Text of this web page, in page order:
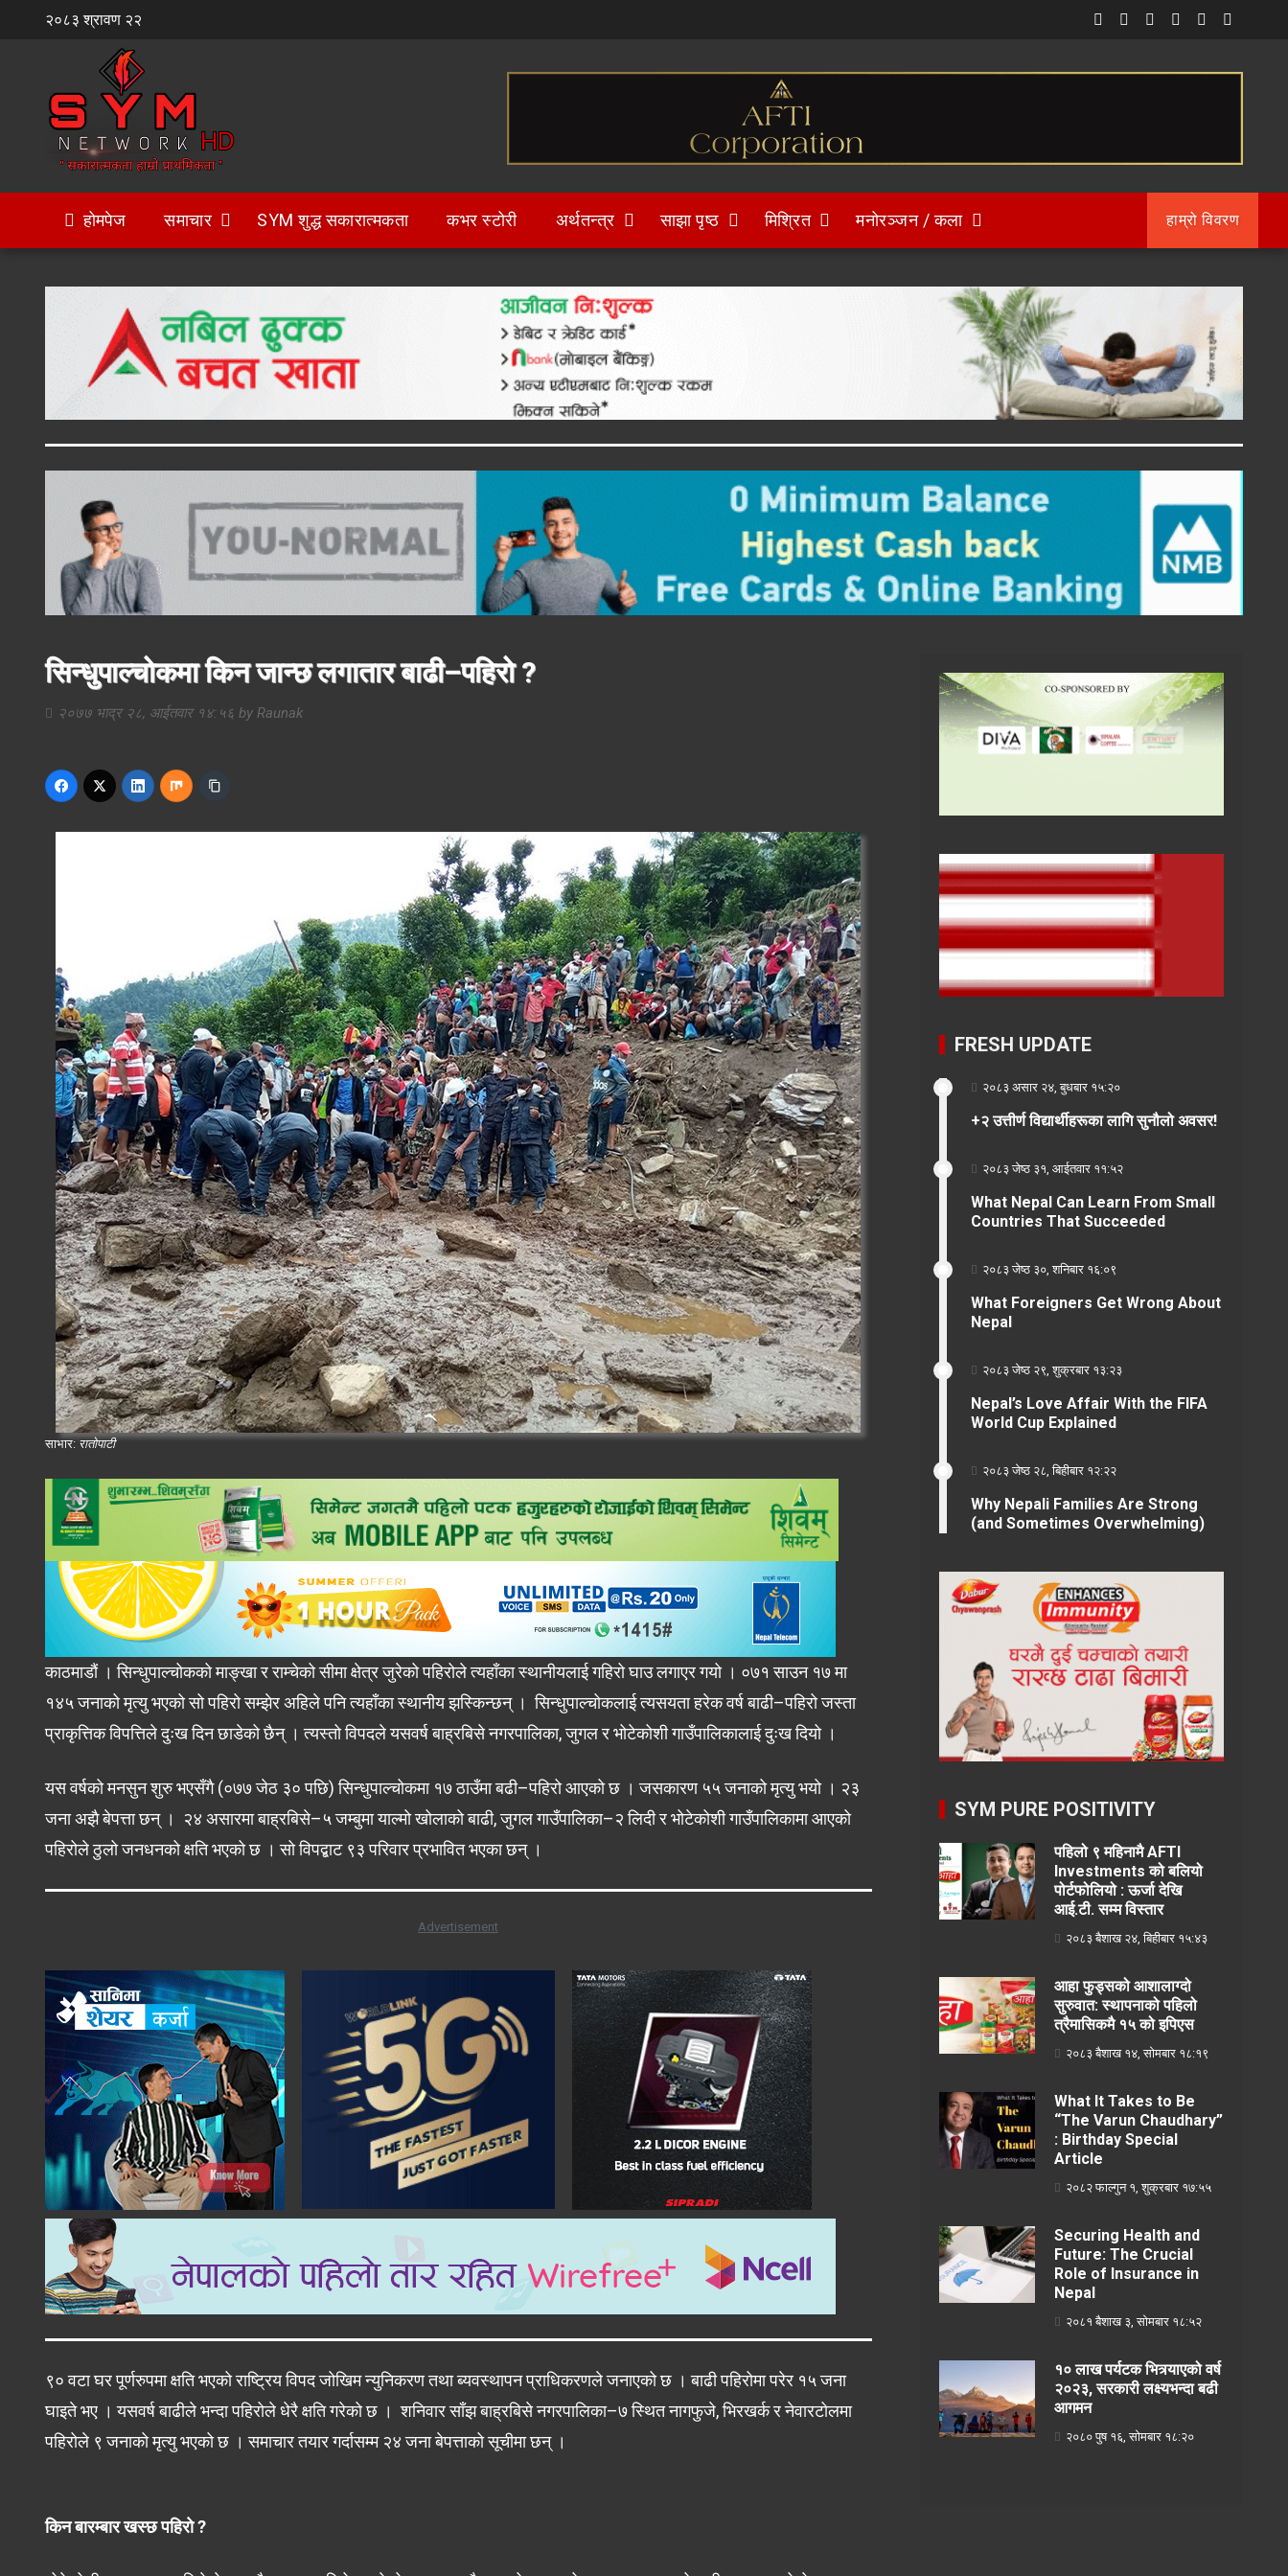
२०८३ श्रावण २२
होमपेज समाचार SYM शुद्ध सकारात्मकता कभर स्टोरी अर्थतन्त्र साझा पृष्ठ मिश्रित मनोरञ्जन / कला हाम्रो विवरण
सिन्धुपाल्चोकमा किन जान्छ लगातार बाढी–पहिरो ?
२०७७ भाद्र २८, आईतवार १४:५६ by Raunak
साभार: रातोपाटी
काठमाडौं । सिन्धुपाल्चोकको माङ्खा र राम्चेको सीमा क्षेत्र जुरेको पहिरोले त्यहाँका स्थानीयलाई गहिरो घाउ लगाएर गयो । ०७१ साउन १७ मा
१४५ जनाको मृत्यु भएको सो पहिरो सम्झेर अहिले पनि त्यहाँका स्थानीय झस्किन्छन् । सिन्धुपाल्चोकलाई त्यसयता हरेक वर्ष बाढी–पहिरो जस्ता
प्राकृत्तिक विपत्तिले दुःख दिन छाडेको छैन् । त्यस्तो विपदले यसवर्ष बाह्रबिसे नगरपालिका, जुगल र भोटेकोशी गाउँपालिकालाई दुःख दियो ।
यस वर्षको मनसुन शुरु भएसँगै (०७७ जेठ ३० पछि) सिन्धुपाल्चोकमा १७ ठाउँमा बढी–पहिरो आएको छ । जसकारण ५५ जनाको मृत्यु भयो । २३
जना अझै बेपत्ता छन् । २४ असारमा बाह्रबिसे–५ जम्बुमा याल्मो खोलाको बाढी, जुगल गाउँपालिका–२ लिदी र भोटेकोशी गाउँपालिकामा आएको
पहिरोले ठुलो जनधनको क्षति भएको छ । सो विपद्बाट ९३ परिवार प्रभावित भएका छन् ।
Advertisement
९० वटा घर पूर्णरुपमा क्षति भएको राष्ट्रिय विपद जोखिम न्युनिकरण तथा ब्यवस्थापन प्राधिकरणले जनाएको छ । बाढी पहिरोमा परेर १५ जना
घाइते भए । यसवर्ष बाढीले भन्दा पहिरोले धेरै क्षति गरेको छ । शनिवार साँझ बाह्रबिसे नगरपालिका–७ स्थित नागफुजे, भिरखर्क र नेवारटोलमा
पहिरोले ९ जनाको मृत्यु भएको छ । समाचार तयार गर्दासम्म २४ जना बेपत्ताको सूचीमा छन् ।
किन बारम्बार खस्छ पहिरो ?
FRESH UPDATE
२०८३ असार २४, बुधबार १५:२०
+२ उत्तीर्ण विद्यार्थीहरूका लागि सुनौलो अवसर!
२०८३ जेष्ठ ३१, आईतवार ११:५२
What Nepal Can Learn From Small
Countries That Succeeded
२०८३ जेष्ठ ३०, शनिबार १६:०९
What Foreigners Get Wrong About
Nepal
२०८३ जेष्ठ २९, शुक्रबार १३:२३
Nepal’s Love Affair With the FIFA
World Cup Explained
२०८३ जेष्ठ २८, बिहीबार १२:२२
Why Nepali Families Are Strong
(and Sometimes Overwhelming)
SYM PURE POSITIVITY
पहिलो ९ महिनामै AFTI
Investments को बलियो
पोर्टफोलियो : ऊर्जा देखि
आई.टी. सम्म विस्तार
२०८३ बैशाख २४, बिहीबार १५:४३
आहा फुड्सको आशालाग्दो
सुरुवात: स्थापनाको पहिलो
त्रैमासिकमै १५ को इपिएस
२०८३ बैशाख १४, सोमबार १८:१९
What It Takes to Be
“The Varun Chaudhary”
: Birthday Special
Article
२०८२ फाल्गुन १, शुक्रबार १७:५५
Securing Health and
Future: The Crucial
Role of Insurance in
Nepal
२०८१ बैशाख ३, सोमबार १८:५२
१० लाख पर्यटक भित्र्याएको वर्ष
२०२३, सरकारी लक्ष्यभन्दा बढी
आगमन
२०८० पुष १६, सोमबार १८:२०